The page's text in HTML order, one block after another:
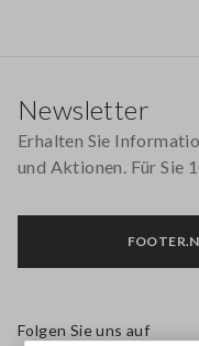
Newsletter
Erhalten Sie
und Aktionen. Für Sie
Folgen Sie uns auf